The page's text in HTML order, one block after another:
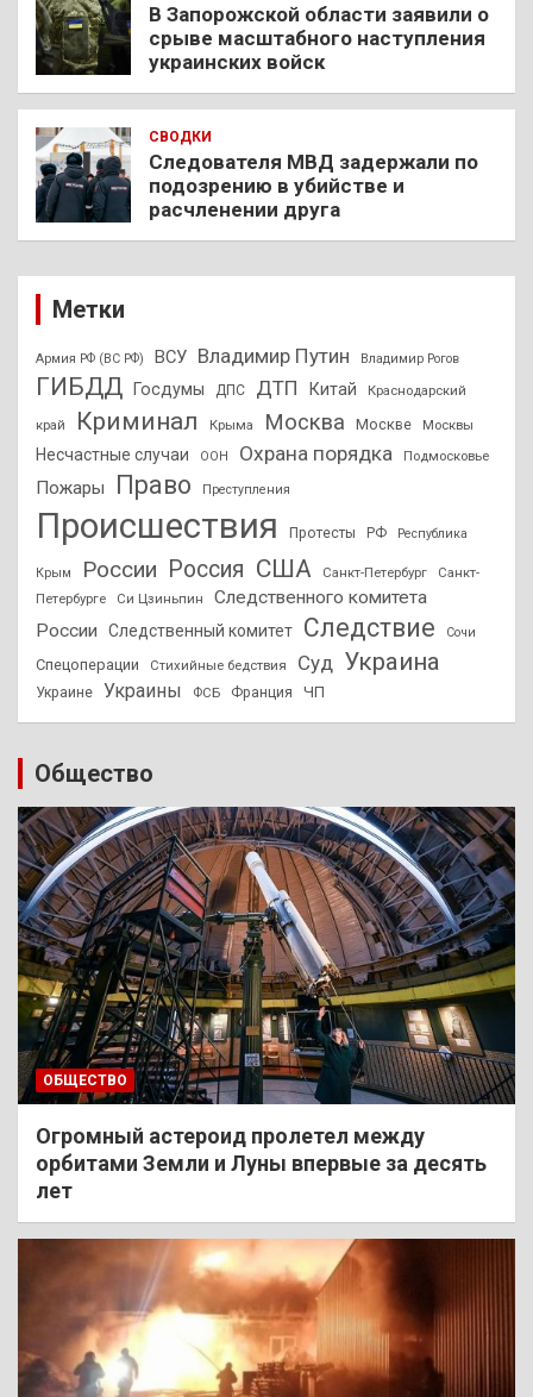
В Запорожской области заявили о
срыве масштабного наступления
украинских войск
СВОДКИ
Следователя МВД задержали по
подозрению в убийстве и
расчленении друга
Метки
Армия РФ (ВС РФ) ВСУ Владимир Путин Владимир Рогов
ГИБДД Госдумы ДПС ДТП Китай Краснодарский
край Криминал Крыма Москва Москве Москвы
Несчастные случаи ООН Охрана порядка Подмосковье
Пожары Право Преступления
Происшествия Протесты РФ Республика
Крым России Россия США Санкт-Петербург
Санкт-
Петербурге
Си Цзиньпин
Следственного комитета
России
Следственный комитет Следствие Сочи
Спецоперации Стихийные бедствия Суд Украина
Украине Украины ФСБ Франция ЧП
Общество
ОБЩЕСТВО
Огромный астероид пролетел между
орбитами Земли и Луны впервые за десять
лет